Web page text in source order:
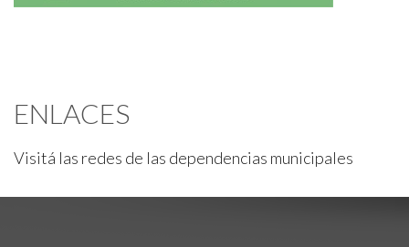
ENLACES
Visitá las redes de las dependencias municipales